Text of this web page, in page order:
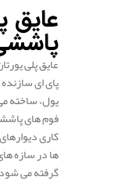
عایق
پای ای
یول، ساخته
فوم های
کاری
ها در سازه
گرفته می